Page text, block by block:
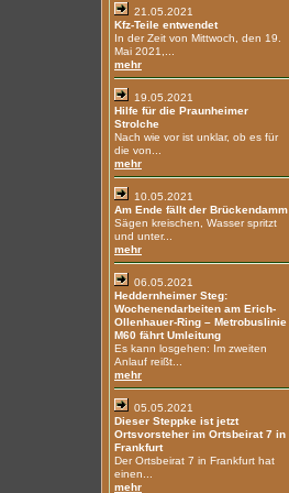
21.05.2021
Kfz-Teile entwendet
In der Zeit von Mittwoch, den 19.
Mai 2021,...
mehr
19.05.2021
Hilfe für die Praunheimer
Strolche
Nach wie vor ist unklar, ob es für
die von...
mehr
10.05.2021
Am Ende fällt der Brückendamm
Sägen kreischen, Wasser spritzt
und unter...
mehr
06.05.2021
Heddernheimer Steg:
Wochenendarbeiten am Erich-
Ollenhauer-Ring – Metrobuslinie
M60 fährt Umleitung
Es kann losgehen: Im zweiten
Anlauf reißt...
mehr
05.05.2021
Dieser Steppke ist jetzt
Ortsvorsteher im Ortsbeirat 7 in
Frankfurt
Der Ortsbeirat 7 in Frankfurt hat
einen...
mehr